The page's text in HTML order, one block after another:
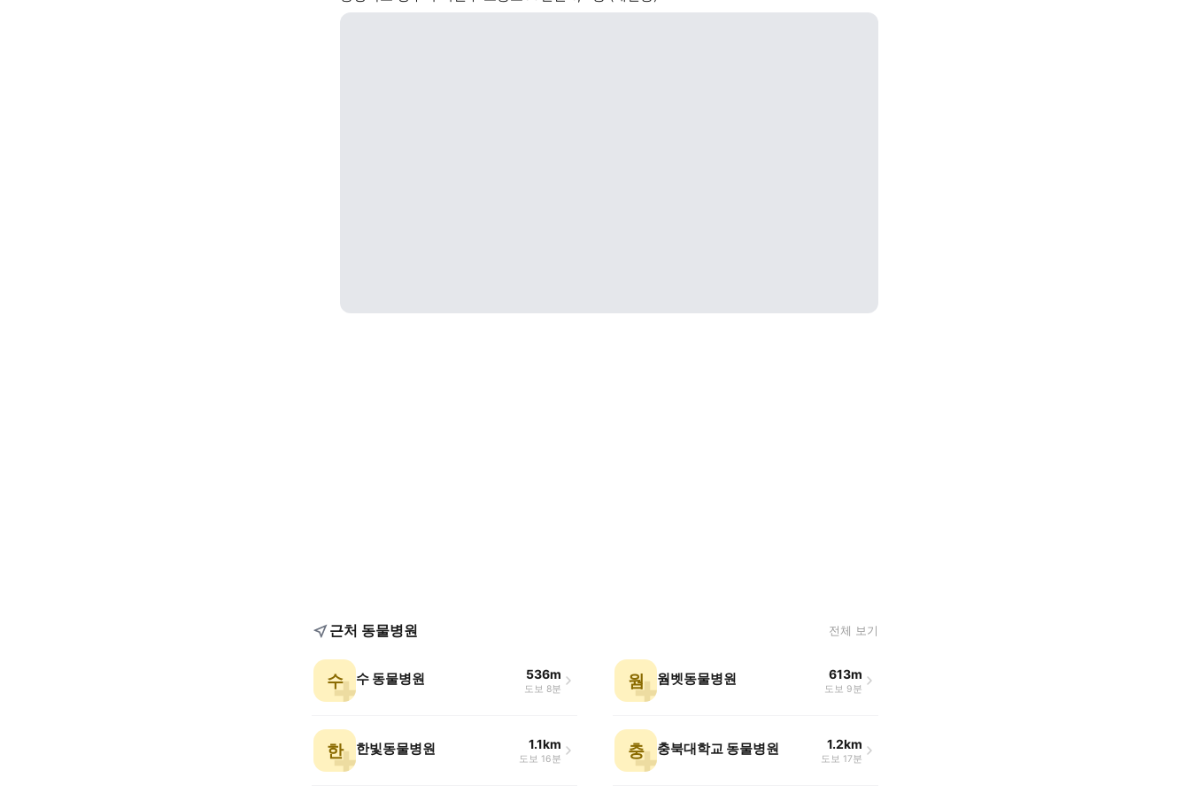
근처 동물병원 전체 보기
수 수 동물병원 536m
도보 8분 웜 웜벳동물병원 613m
도보 9분
한 한빛동물병원 1.1km
도보 16분 충 충북대학교 동물병원 1.2km
도보 17분